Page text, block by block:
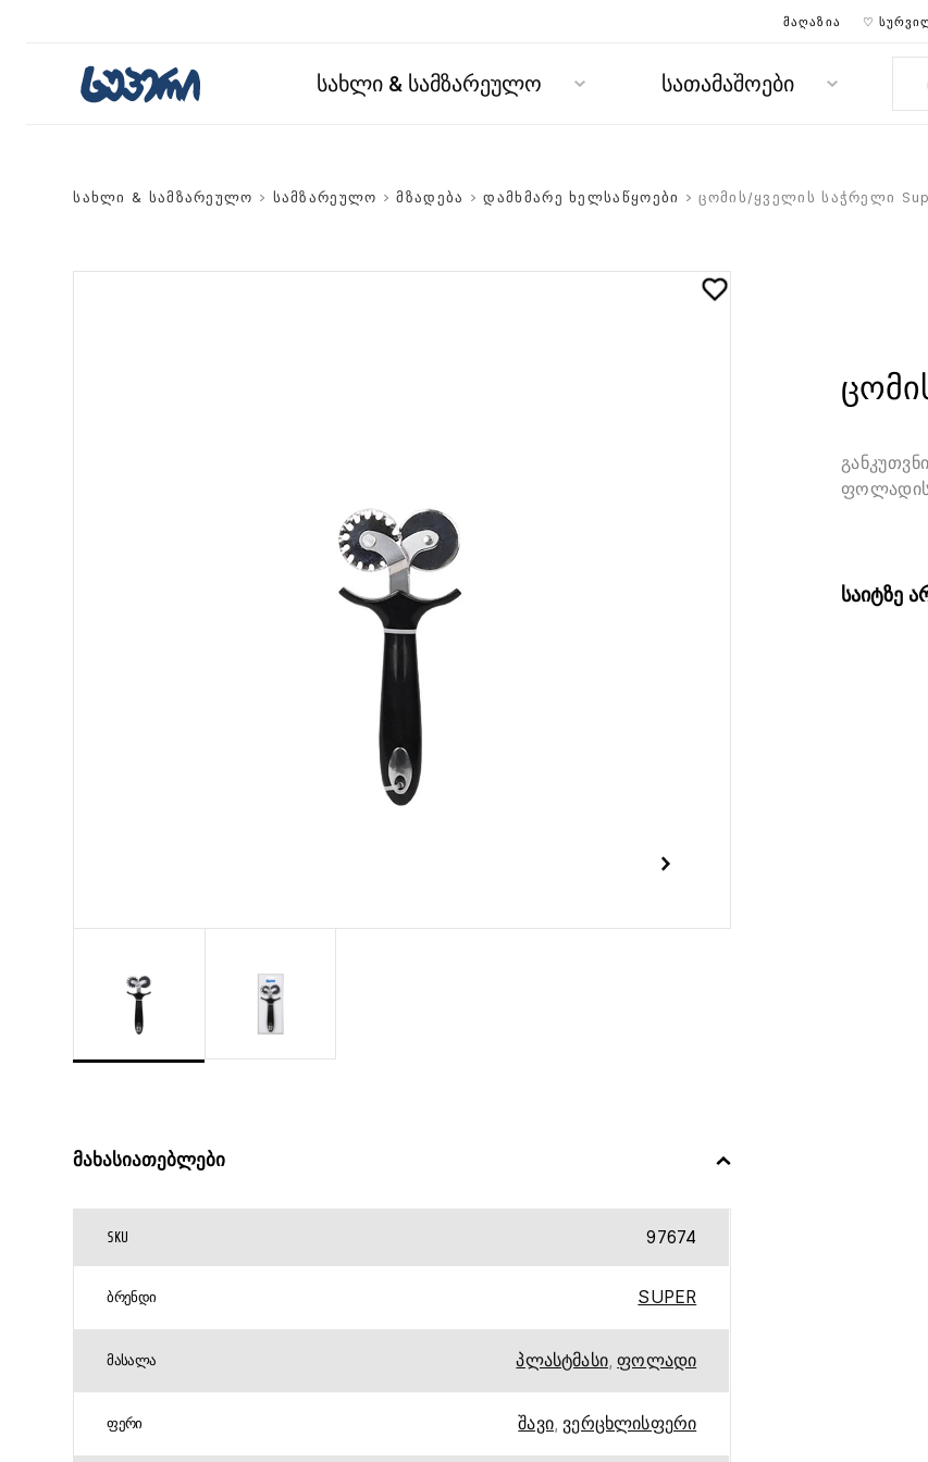
ᲛᲐᲦᲐᲖᲘᲐ ♡
სახლი & სამზარეულო სათამაშოები
სახლი & სამზარეულო > სამზარეულო >მზადება >დამხმარე ხელსაწყოები > ცომის/ყველის საჭრელი
ფოლადის
საიტზე
მახასიათებლები
SKU 97674
ᲑᲠᲔᲜᲓᲘ SUPER
ᲛᲐᲡᲐᲚᲐ პლასტმასი,ფოლადი
ᲤᲔᲠᲘ შავი,ვერცხლისფერი